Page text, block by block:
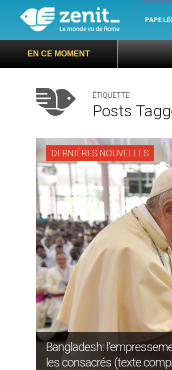
PAPE
EN CE MOMENT
ÉTIQUETTE
Posts
DERNIÈRES NOUVELLES
Bangladesh:
les consacrés (texte